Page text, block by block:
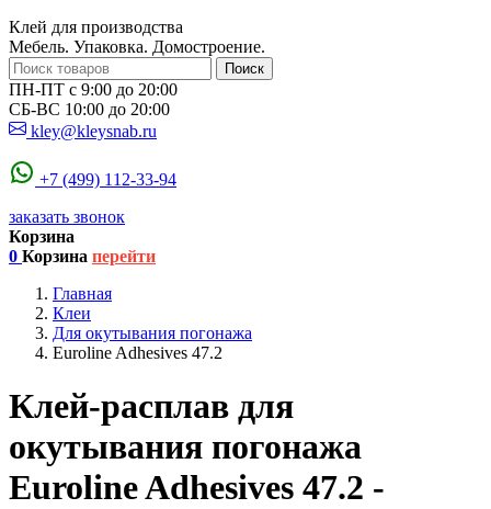
Клей для производства
Мебель. Упаковка. Домостроение.
Поиск
ПН-ПТ с 9:00 до 20:00
СБ-ВС 10:00 до 20:00
kley@kleysnab.ru
+7 (499) 112-33-94
заказать звонок
Корзина
0 Корзина перейти
Главная
Клеи
Для окутывания погонажа
Euroline Adhesives 47.2
Клей-расплав для
окутывания погонажа
Euroline Adhesives 47.2 -